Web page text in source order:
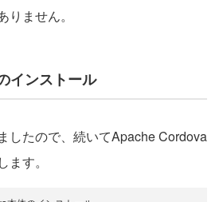
ません。
インストール
したので、続いてApache Cordova
す。